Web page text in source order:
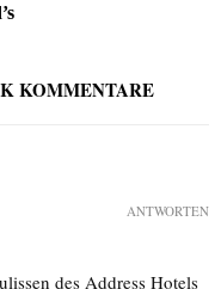
KOMMENTARE
des Address Hotels
ANTWORTEN